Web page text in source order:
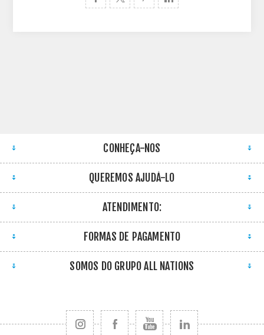
CONHEÇA-NOS
QUEREMOS AJUDÁ-LO
ATENDIMENTO:
FORMAS DE PAGAMENTO
SOMOS DO GRUPO ALL NATIONS